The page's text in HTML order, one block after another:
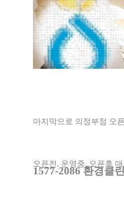
마지막으로 의정부점 오
오픈전, 운영중, 오픈후
1577-2086 환경클